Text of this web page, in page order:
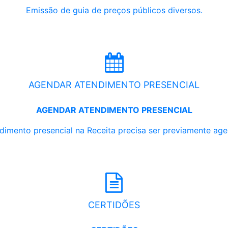
Emissão de guia de preços públicos diversos.
AGENDAR ATENDIMENTO PRESENCIAL
AGENDAR ATENDIMENTO PRESENCIAL
presencial na Receita precisa ser previamente
CERTIDÕES